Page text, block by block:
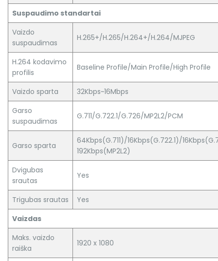
Suspaudimo standartai
Vaizdo
suspaudimas
H.265+/H.265/H.264+/H.264/MJPEG
H.264 kodavimo
profilis
Baseline Profile/Main Profile/High Profile
Vaizdo sparta
32Kbps~16Mbps
Garso
suspaudimas
G.711/G.722.1/G.726/MP2L2/PCM
Garso sparta
64Kbps(G.711)/16Kbps(G.722.1)/
192Kbps(MP2L2)
Dvigubas
srautas
Yes
Trigubas srautas
Yes
Vaizdas
Maks. vaizdo
raiška
1920 x 1080